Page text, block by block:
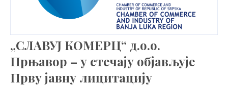
„СЛАВУЈ КОМЕРЦ“ д.о.о.
Прњавор – у стечају објављује
Прву јавну лицитацију